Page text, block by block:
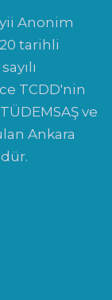
Anonim
tarihli
TCDD'nin
ve
Ankara